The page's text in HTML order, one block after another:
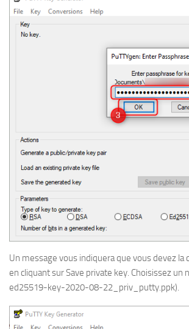
Un message vous indiquera que vous devez
en cliquant sur Save private key. Choisissez un
ed25519-key-2020-08-22_priv_putty.ppk).